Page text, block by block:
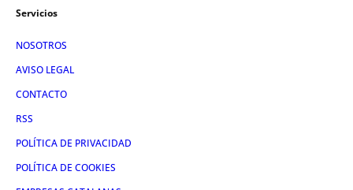
Servicios
NOSOTROS
AVISO LEGAL
CONTACTO
RSS
POLÍTICA DE PRIVACIDAD
POLÍTICA DE COOKIES